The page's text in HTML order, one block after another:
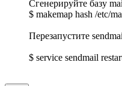
Сгенерируйте базу
$ makemap hash /etc/
Перезапустите
$ service sendmail